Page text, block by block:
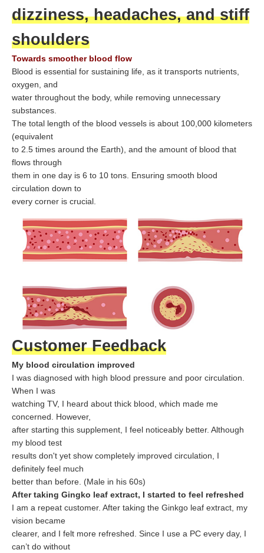
dizziness, headaches, and stiff
shoulders
Towards smoother blood flow
Blood is essential for sustaining life, as it transports nutrients,
oxygen, and
water throughout the body, while removing unnecessary
substances.
The total length of the blood vessels is about 100,000 kilometers
(equivalent
to 2.5 times around the Earth), and the amount of blood that
flows through
them in one day is 6 to 10 tons. Ensuring smooth blood
circulation down to
every corner is crucial.
Customer Feedback
My blood circulation improved
I was diagnosed with high blood pressure and poor circulation.
When I was
watching TV, I heard about thick blood, which made me
concerned. However,
after starting this supplement, I feel noticeably better. Although
my blood test
results don't yet show completely improved circulation, I
definitely feel much
better than before. (Male in his 60s)
After taking Gingko leaf extract, I started to feel refreshed
I am a repeat customer. After taking the Ginkgo leaf extract, my
vision became
clearer, and I felt more refreshed. Since I use a PC every day, I
can’t do without